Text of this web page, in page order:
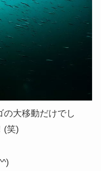
の大移動だけでし
(笑)